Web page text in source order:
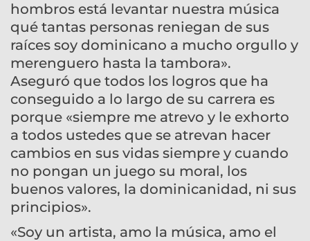
hombros está levantar nuestra música
qué tantas personas reniegan de sus
raíces soy dominicano a mucho orgullo y
merenguero hasta la tambora».
Aseguró que todos los logros que ha
conseguido a lo largo de su carrera es
porque «siempre me atrevo y le exhorto
a todos ustedes que se atrevan hacer
cambios en sus vidas siempre y cuando
no pongan un juego su moral, los
buenos valores, la dominicanidad, ni sus
principios».
«Soy un artista, amo la música, amo el